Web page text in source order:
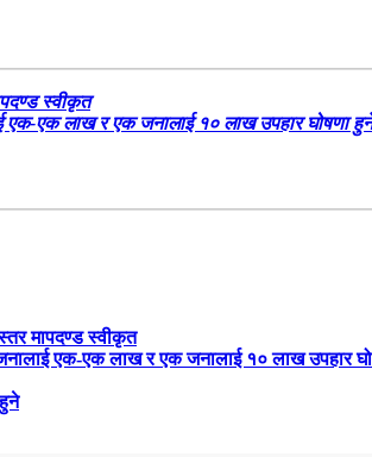
स्वीकृत
एक-एक लाख र एक जनालाई १० लाख उपहार घोषणा हुने
मापदण्ड स्वीकृत
जनालाई एक-एक लाख र एक जनालाई १० लाख उपहार